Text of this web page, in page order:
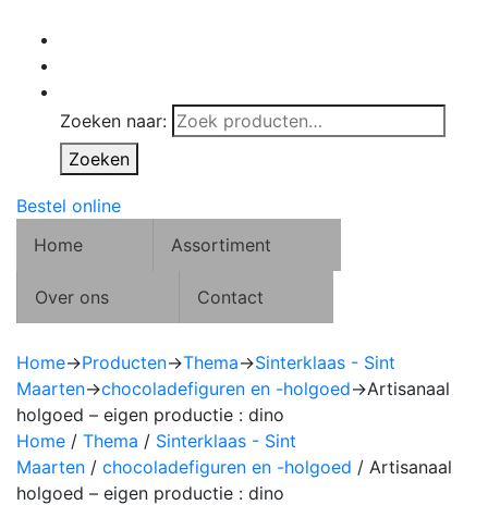
Zoeken naar:
Zoeken
Bestel online
Home
Assortiment
Over ons Contact
Home→Producten→Thema→Sinterklaas - Sint
Maarten→chocoladefiguren en -holgoed→Artisanaal
holgoed – eigen productie : dino
Home / Thema / Sinterklaas - Sint
Maarten / chocoladefiguren en -holgoed / Artisanaal
holgoed – eigen productie : dino